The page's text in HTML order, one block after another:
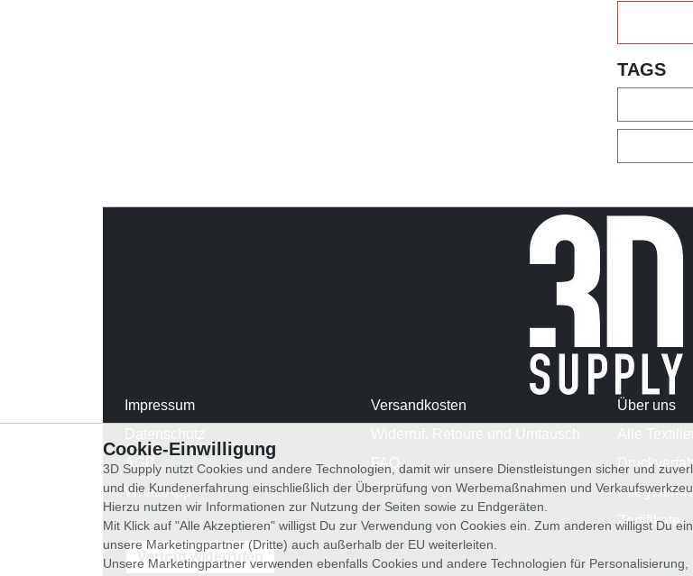
TAGS
Impressum
AGB
WhatsApp
Versandkosten
FAQ
Über uns
Zertifikate
Vertrag widerrufen
Cookie-Einwilligung
3D Supply nutzt Cookies und andere Technologien, damit wir unsere Dienstleistungen sicher und
und die Kundenerfahrung einschließlich der Überprüfung von Werbemaßnahmen und
Hierzu nutzen wir Informationen zur Nutzung der Seiten sowie zu Endgeräten.
Mit Klick auf "Alle Akzeptieren" willigst Du zur Verwendung von Cookies ein. Zum anderen willigst Du
unsere Marketingpartner (Dritte) auch außerhalb der EU weiterleiten.
Unsere Marketingpartner verwenden ebenfalls Cookies und andere Technologien für